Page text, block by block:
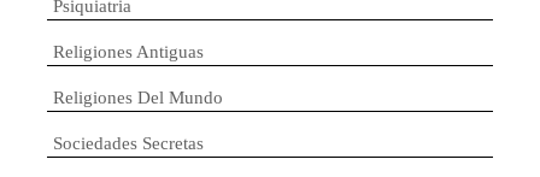
Psiquiatria
Religiones Antiguas
Religiones Del Mundo
Sociedades Secretas